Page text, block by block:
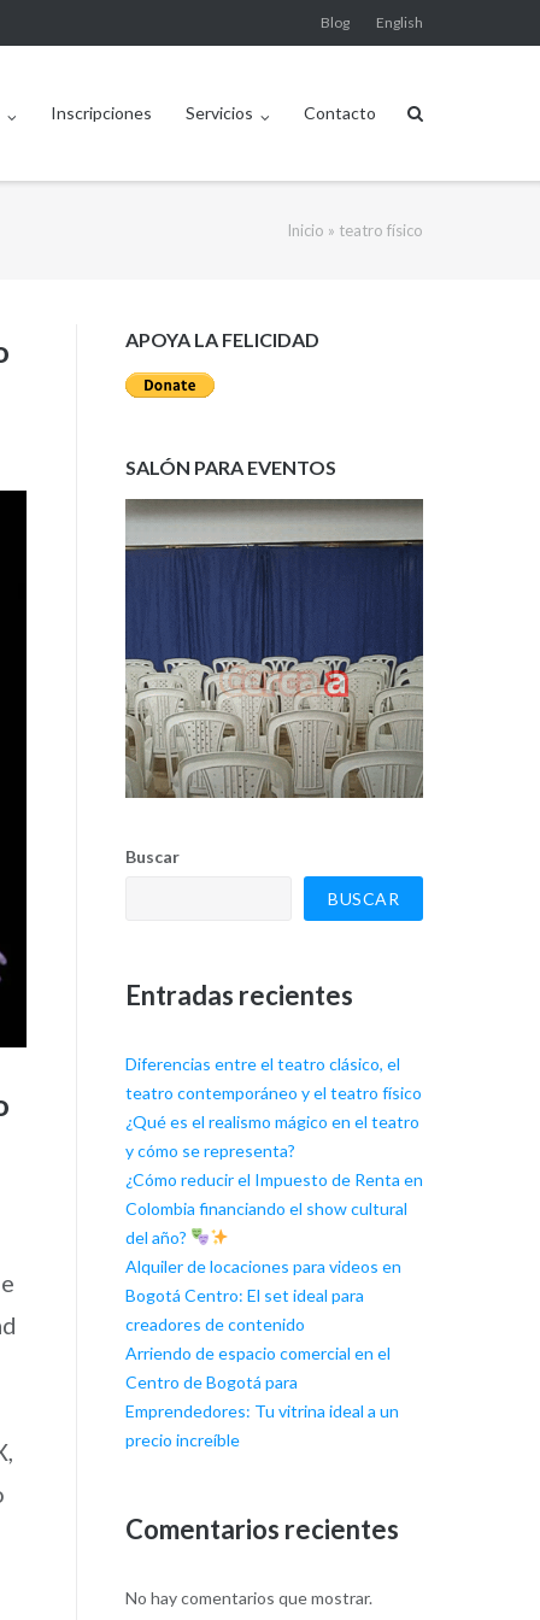
Blog English
Inscripciones Servicios Contacto
Inicio » teatro físico
APOYA LA FELICIDAD
SALÓN PARA EVENTOS
Buscar
BUSCAR
Entradas recientes
Diferencias entre el teatro clásico, el
teatro contemporáneo y el teatro físico
¿Qué es el realismo mágico en el teatro
y cómo se representa?
¿Cómo reducir el Impuesto de Renta en
Colombia financiando el show cultural
del año?
Alquiler de locaciones para videos en
Bogotá Centro: El set ideal para
creadores de contenido
Arriendo de espacio comercial en el
Centro de Bogotá para
Emprendedores: Tu vitrina ideal a un
precio increíble
Comentarios recientes
No hay comentarios que mostrar.